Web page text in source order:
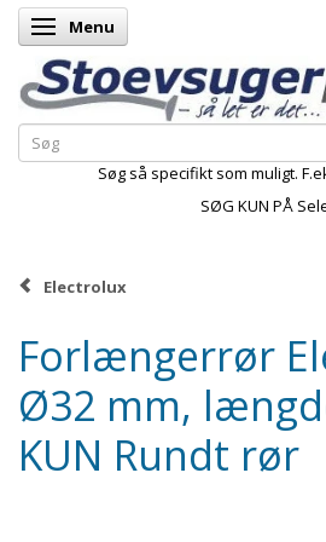
Skifte navigation
Menu
Søg så specifikt som muligt.
SØG KUN PÅ
Electrolux
Forlængerrør
Ø32 mm,
KUN Rundt rør